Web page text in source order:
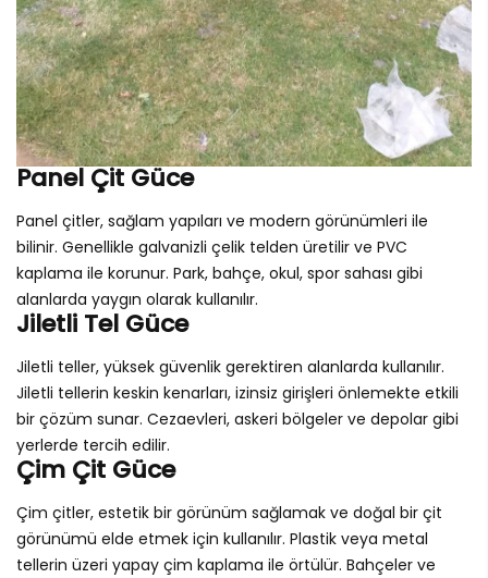
Panel Çit Güce
Panel çitler, sağlam yapıları ve modern görünümleri ile
bilinir. Genellikle galvanizli çelik telden üretilir ve PVC
kaplama ile korunur. Park, bahçe, okul, spor sahası gibi
alanlarda yaygın olarak kullanılır.
Jiletli Tel Güce
Jiletli teller, yüksek güvenlik gerektiren alanlarda kullanılır.
Jiletli tellerin keskin kenarları, izinsiz girişleri önlemekte etkili
bir çözüm sunar. Cezaevleri, askeri bölgeler ve depolar gibi
yerlerde tercih edilir.
Çim Çit Güce
Çim çitler, estetik bir görünüm sağlamak ve doğal bir çit
görünümü elde etmek için kullanılır. Plastik veya metal
tellerin üzeri yapay çim kaplama ile örtülür. Bahçeler ve